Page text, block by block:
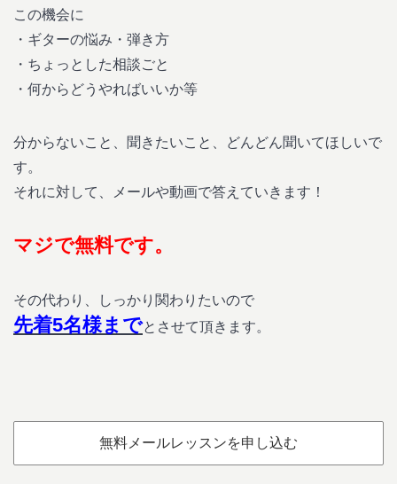
この機会に
・ギターの悩み・弾き方
・ちょっとした相談ごと
・何からどうやればいいか等
分からないこと、聞きたいこと、どんどん聞いてほしいで
す。
それに対して、メールや動画で答えていきます！
マジで無料です。
その代わり、しっかり関わりたいので
先着5名様までとさせて頂きます。
無料メールレッスンを申し込む